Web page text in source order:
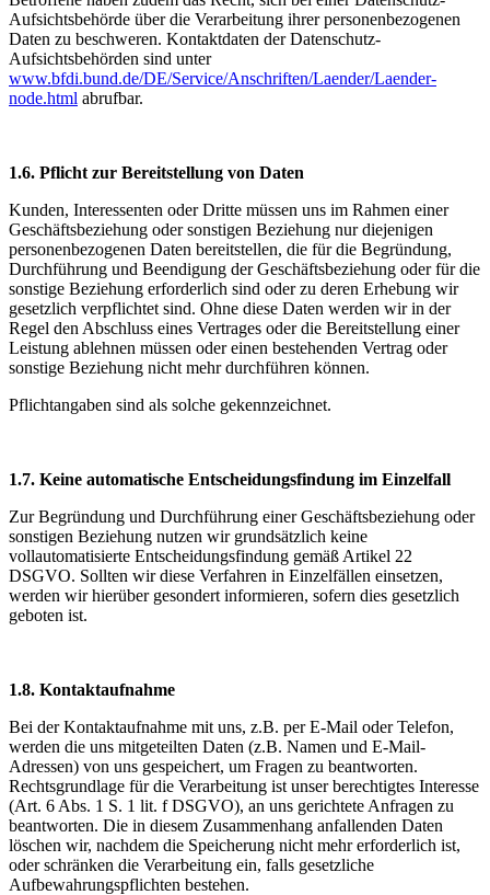
Aufsichtsbehörde über die Verarbeitung ihrer personenbezogenen
Daten zu beschweren. Kontaktdaten der Datenschutz-
Aufsichtsbehörden sind unter
www.bfdi.bund.de/DE/Service/Anschriften/Laender/Laender-
node.html abrufbar.
1.6. Pflicht zur Bereitstellung von Daten
Kunden, Interessenten oder Dritte müssen uns im Rahmen einer
Geschäftsbeziehung oder sonstigen Beziehung nur diejenigen
personenbezogenen Daten bereitstellen, die für die Begründung,
Durchführung und Beendigung der Geschäftsbeziehung oder für die
sonstige Beziehung erforderlich sind oder zu deren Erhebung wir
gesetzlich verpflichtet sind. Ohne diese Daten werden wir in der
Regel den Abschluss eines Vertrages oder die Bereitstellung einer
Leistung ablehnen müssen oder einen bestehenden Vertrag oder
sonstige Beziehung nicht mehr durchführen können.
Pflichtangaben sind als solche gekennzeichnet.
1.7. Keine automatische Entscheidungsfindung im Einzelfall
Zur Begründung und Durchführung einer Geschäftsbeziehung oder
sonstigen Beziehung nutzen wir grundsätzlich keine
vollautomatisierte Entscheidungsfindung gemäß Artikel 22
DSGVO. Sollten wir diese Verfahren in Einzelfällen einsetzen,
werden wir hierüber gesondert informieren, sofern dies gesetzlich
geboten ist.
1.8. Kontaktaufnahme
Bei der Kontaktaufnahme mit uns, z.B. per E-Mail oder Telefon,
werden die uns mitgeteilten Daten (z.B. Namen und E-Mail-
Adressen) von uns gespeichert, um Fragen zu beantworten.
Rechtsgrundlage für die Verarbeitung ist unser berechtigtes Interesse
(Art. 6 Abs. 1 S. 1 lit. f DSGVO), an uns gerichtete Anfragen zu
beantworten. Die in diesem Zusammenhang anfallenden Daten
löschen wir, nachdem die Speicherung nicht mehr erforderlich ist,
oder schränken die Verarbeitung ein, falls gesetzliche
Aufbewahrungspflichten bestehen.